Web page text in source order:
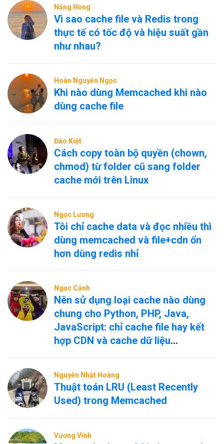
Nắng Hồng
Vì sao cache file và Redis trong
thực tế có tốc độ và hiệu suất gần
như nhau?
Hoàn Nguyễn Ngọc
Khi nào dùng Memcached khi nào
dùng cache file
Đào Kiệt
Cách copy toàn bộ quyền (chown,
chmod) từ folder cũ sang folder
cache mới trên Linux
Ngọc Lương
Tôi chỉ cache data và đọc nhiều thì
dùng memcached và file+cdn ổn
hơn dùng redis nhỉ
Ngọc Cảnh
Nên sử dụng loại cache nào dùng
chung cho Python, PHP, Java,
JavaScript: chỉ cache file hay kết
hợp CDN và cache dữ liệu
Nguyễn Nhật Hoàng
Thuật toán LRU (Least Recently
Used) trong Memcached
Vương Vĩnh